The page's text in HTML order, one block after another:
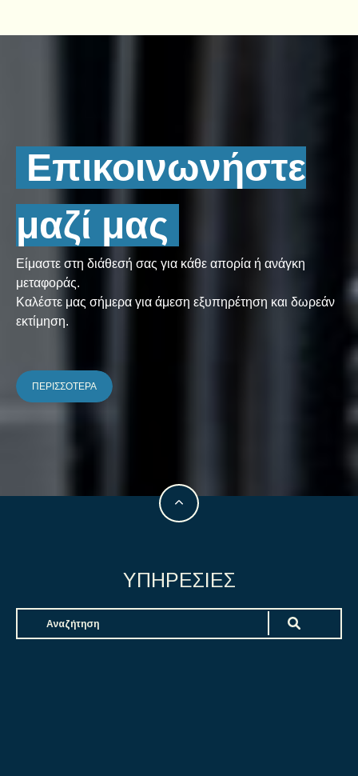
Επικοινωνήστε
μαζί μας
Είμαστε στη διάθεσή σας για κάθε απορία ή ανάγκη
μεταφοράς.
Καλέστε μας σήμερα για άμεση εξυπηρέτηση και δωρεάν
εκτίμηση.
ΠΕΡΙΣΣΟΤΕΡΑ
ΥΠΗΡΕΣΙΕΣ